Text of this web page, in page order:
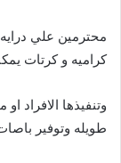
محترمين علي
كراميه و كرتات
وتنفيذها الافراد
طويله وتوفير